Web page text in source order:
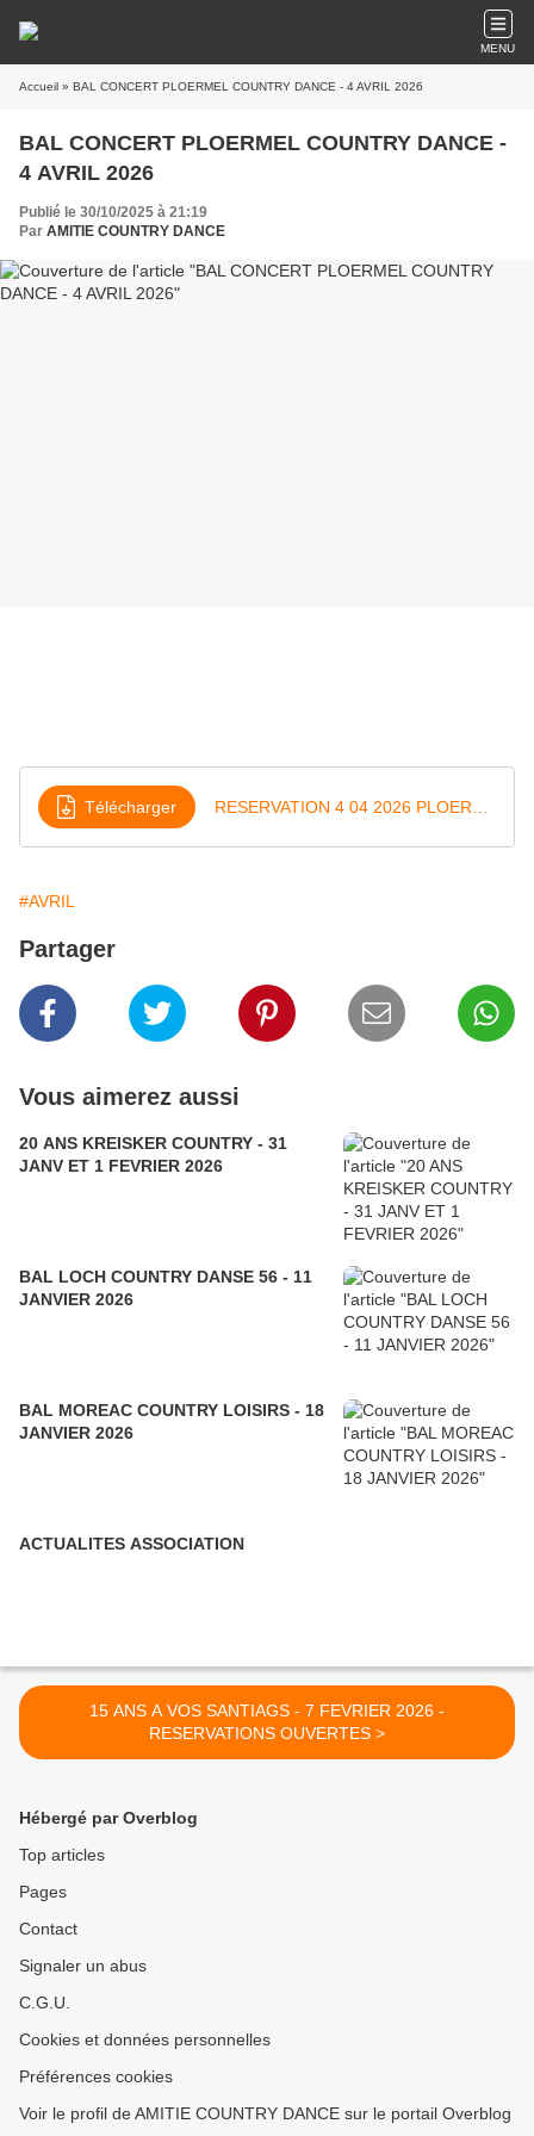
MENU
Accueil » BAL CONCERT PLOERMEL COUNTRY DANCE - 4 AVRIL 2026
BAL CONCERT PLOERMEL COUNTRY DANCE -
4 AVRIL 2026
Publié le 30/10/2025 à 21:19
Par AMITIE COUNTRY DANCE
Télécharger
#AVRIL
Partager
Vous aimerez aussi
20 ANS KREISKER COUNTRY - 31
JANV ET 1 FEVRIER 2026
BAL LOCH COUNTRY DANSE 56 - 11
JANVIER 2026
BAL MOREAC COUNTRY LOISIRS - 18
JANVIER 2026
ACTUALITES ASSOCIATION
15 ANS A VOS SANTIAGS - 7 FEVRIER 2026 -
RESERVATIONS OUVERTES >
Hébergé par Overblog
Top articles
Pages
Contact
Signaler un abus
C.G.U.
Cookies et données personnelles
Préférences cookies
Voir le profil de AMITIE COUNTRY DANCE sur le portail Overblog